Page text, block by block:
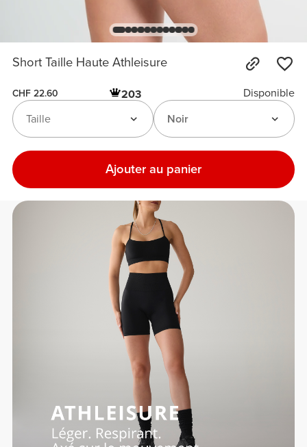
Short Taille Haute Athleisure
CHF 22.60 203
Disponible
Noir
Taille
Ajouter au panier